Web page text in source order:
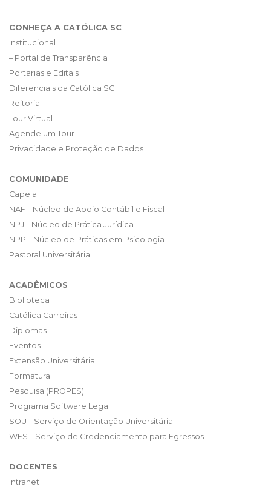
CONHEÇA A CATÓLICA SC
Institucional
– Portal de Transparência
Portarias e Editais
Diferenciais da Católica SC
Reitoria
Tour Virtual
Agende um Tour
Privacidade e Proteção de Dados
COMUNIDADE
Capela
NAF – Núcleo de Apoio Contábil e Fiscal
NPJ – Núcleo de Prática Jurídica
NPP – Núcleo de Práticas em Psicologia
Pastoral Universitária
ACADÊMICOS
Biblioteca
Católica Carreiras
Diplomas
Eventos
Extensão Universitária
Formatura
Pesquisa (PROPES)
Programa Software Legal
SOU – Serviço de Orientação Universitária
WES – Serviço de Credenciamento para Egressos
DOCENTES
Intranet